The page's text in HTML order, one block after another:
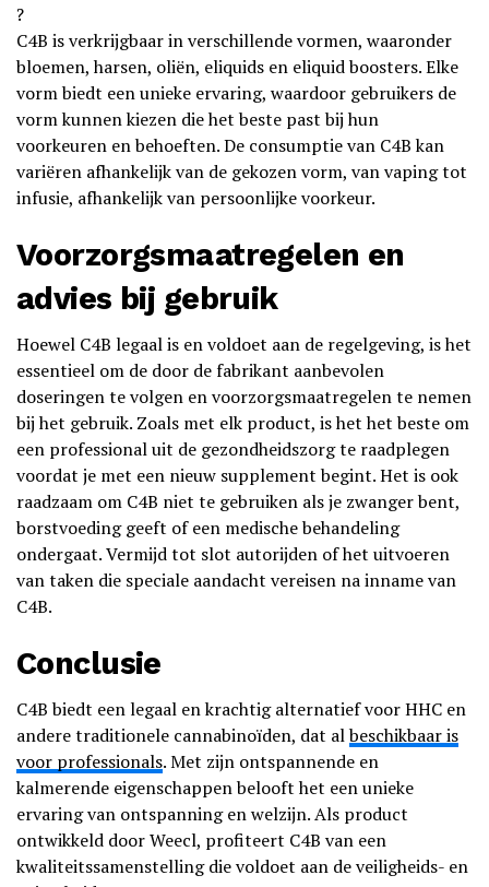
?
C4B is verkrijgbaar in verschillende vormen, waaronder
bloemen, harsen, oliën, eliquids en eliquid boosters. Elke
vorm biedt een unieke ervaring, waardoor gebruikers de
vorm kunnen kiezen die het beste past bij hun
voorkeuren en behoeften. De consumptie van C4B kan
variëren afhankelijk van de gekozen vorm, van vaping tot
infusie, afhankelijk van persoonlijke voorkeur.
Voorzorgsmaatregelen en
advies bij gebruik
Hoewel C4B legaal is en voldoet aan de regelgeving, is het
essentieel om de door de fabrikant aanbevolen
doseringen te volgen en voorzorgsmaatregelen te nemen
bij het gebruik. Zoals met elk product, is het het beste om
een professional uit de gezondheidszorg te raadplegen
voordat je met een nieuw supplement begint. Het is ook
raadzaam om C4B niet te gebruiken als je zwanger bent,
borstvoeding geeft of een medische behandeling
ondergaat. Vermijd tot slot autorijden of het uitvoeren
van taken die speciale aandacht vereisen na inname van
C4B.
Conclusie
C4B biedt een legaal en krachtig alternatief voor HHC en
andere traditionele cannabinoïden, dat albeschikbaar is
voor professionals. Met zijn ontspannende en
kalmerende eigenschappen belooft het een unieke
ervaring van ontspanning en welzijn. Als product
ontwikkeld door Weecl, profiteert C4B van een
kwaliteitssamenstelling die voldoet aan de veiligheids- en